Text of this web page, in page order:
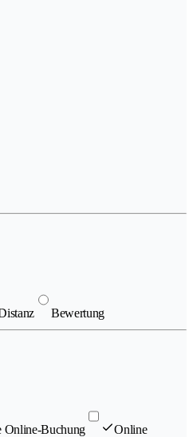
Bewertung
Online-Buchung Online